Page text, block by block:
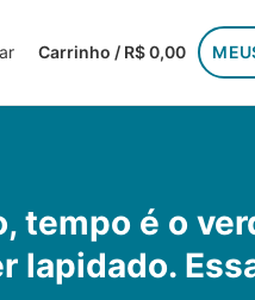
Carrinho / R$ 0,00
tempo é o
lapidado.